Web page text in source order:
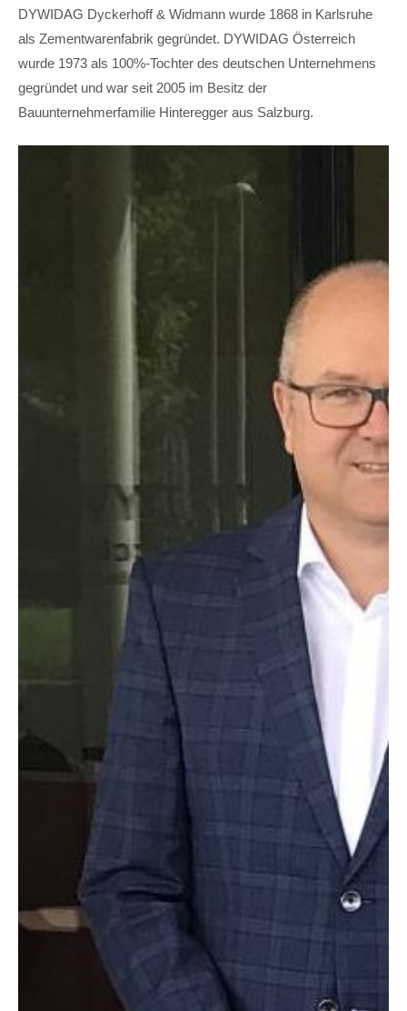
DYWIDAG Dyckerhoff & Widmann wurde 1868 in Karlsruhe
als Zementwarenfabrik gegründet. DYWIDAG Österreich
wurde 1973 als 100%-Tochter des deutschen Unternehmens
gegründet und war seit 2005 im Besitz der
Bauunternehmerfamilie Hinteregger aus Salzburg.